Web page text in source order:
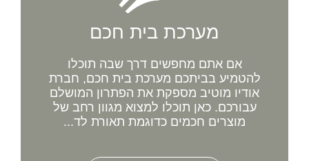
מערכת בית חכם
אם אתם מחפשים דרך שבה תוכלו
להטמיע בביתכם מערכת בית חכם, חברת
אודיו מוטיב מספקת את הפתרון המושלם
עבורכם. כאן תוכלו למצוא מגוון רחב של
מוצרים חכמים כדוגמת תאורת לד...